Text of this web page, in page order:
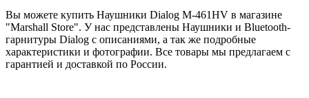
Вы можете купить Наушники Dialog M-461HV в магазине
"Marshall Store". У нас представлены Наушники и Bluetooth-
гарнитуры Dialog с описаниями, а так же подробные
характеристики и фотографии. Все товары мы предлагаем с
гарантией и доставкой по России.